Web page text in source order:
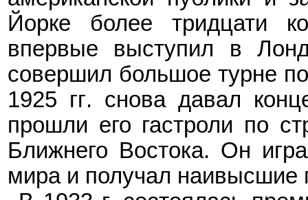
Йорке более тридцати
впервые выступил в
совершил большое турне
1925 гг. снова давал
прошли его гастроли по
Ближнего Востока. Он
мира и получал наивысшие